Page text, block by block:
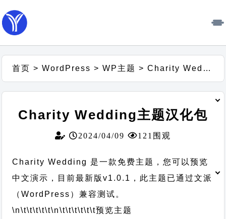
首页 >WordPress >WP主题 >Charity Wedding主题汉化包
Charity Wedding主题汉化包
2024/04/09 121围观
Charity Wedding 是一款免费主题，您可以预览
中文演示，目前最新版v1.0.1，此主题已通过文派
（WordPress）兼容测试。
\n\t\t\t\t\t\n\t\t\t\t\t\t预览主题